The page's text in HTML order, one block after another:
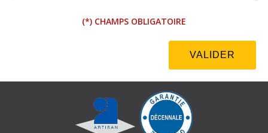
(*) CHAMPS OBLIGATOIRE